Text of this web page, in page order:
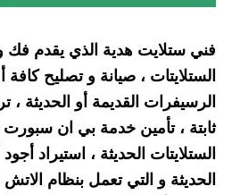
فني ستلايت هدية الذي يقدم فك
الستلايتات ، صيانة و تصليح
الرسيفرات القديمة أو
ثابتة ، تأمين خدمة بي ان سبورت
الستلايتات الحديثة ، استيراد
الحديثة و التي تعمل بنظام